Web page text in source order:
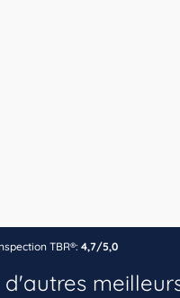
TBR®: 4,7/5,0